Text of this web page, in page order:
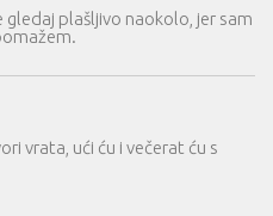
gledaj plašljivo naokolo, jer sam
vrata, ući ću i večerat ću s